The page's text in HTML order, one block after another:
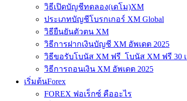
วิธีเปิดบัญชีทดลอง(เดโม)XM
ประเภทบัญชีโบรกเกอร์ XM Global
วิธียืนยันตัวตน XM
วิธีการฝากเงินบัญชี XM อัพเดต 2025
วิธีขอรับโบนัส XM ฟรี โบนัส XM ฟรี 30
วิธีการถอนเงิน XM อัพเดต 2025
เริ่มต้นForex
FOREX ฟอเร็กซ์ คืออะไร